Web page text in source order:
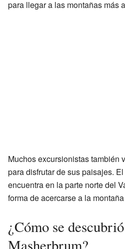
para llegar a las montañas más
Muchos excursionistas también
para disfrutar de sus paisajes.
encuentra en la parte norte del
forma de acercarse a la
¿Cómo se
Masherbrum?